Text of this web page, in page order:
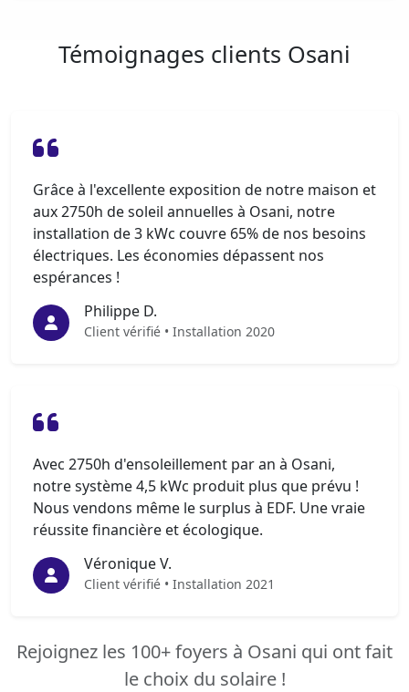
Témoignages clients Osani
Grâce à l'excellente exposition de notre maison et
aux 2750h de soleil annuelles à Osani, notre
installation de 3 kWc couvre 65% de nos besoins
électriques. Les économies dépassent nos
espérances !
Philippe D.
Client vérifié • Installation 2020
Avec 2750h d'ensoleillement par an à Osani,
notre système 4,5 kWc produit plus que prévu !
Nous vendons même le surplus à EDF. Une vraie
réussite financière et écologique.
Véronique V.
Client vérifié • Installation 2021
Rejoignez les 100+ foyers à Osani qui ont fait
le choix du solaire !